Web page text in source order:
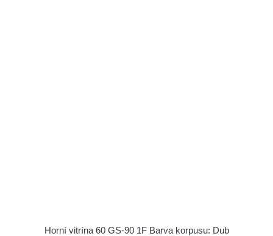
Horní vitrína 60 GS-90 1F Barva korpusu: Dub